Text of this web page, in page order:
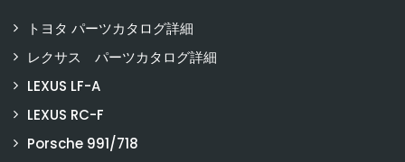
トヨタ パーツカタログ詳細
レクサス パーツカタログ詳細
LEXUS LF-A
LEXUS RC-F
Porsche 991/718